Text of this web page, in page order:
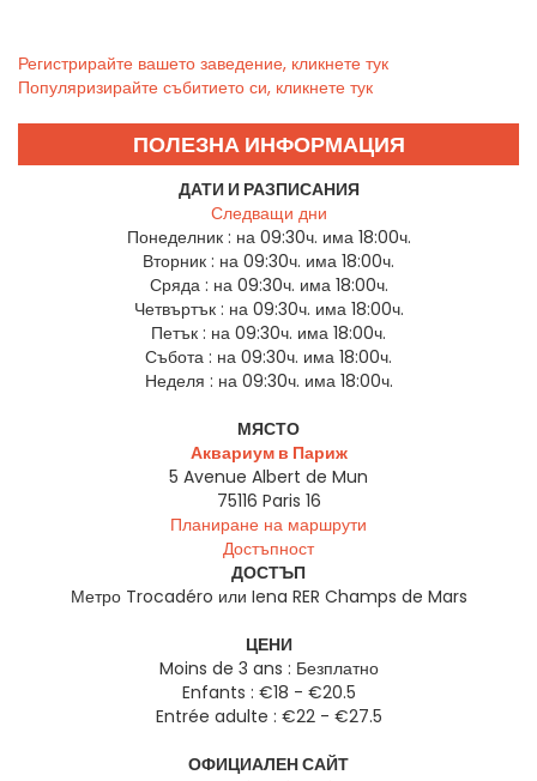
Регистрирайте вашето заведение, кликнете тук
Популяризирайте събитието си, кликнете тук
ПОЛЕЗНА ИНФОРМАЦИЯ
ДАТИ И РАЗПИСАНИЯ
Следващи дни
Понеделник : на 09:30ч. има 18:00ч.
Вторник : на 09:30ч. има 18:00ч.
Сряда : на 09:30ч. има 18:00ч.
Четвъртък : на 09:30ч. има 18:00ч.
Петък : на 09:30ч. има 18:00ч.
Събота : на 09:30ч. има 18:00ч.
Неделя : на 09:30ч. има 18:00ч.
МЯСТО
Аквариум в Париж
5 Avenue Albert de Mun
75116 Paris 16
Планиране на маршрути
Достъпност
ДОСТЪП
Метро Trocadéro или Iena RER Champs de Mars
ЦЕНИ
Moins de 3 ans : Безплатно
Enfants : €18 - €20.5
Entrée adulte : €22 - €27.5
ОФИЦИАЛЕН САЙТ